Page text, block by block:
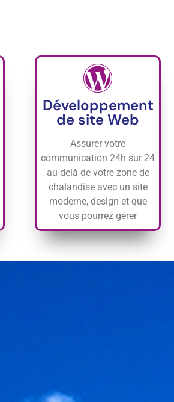
Développement
de site Web
Assurer votre
communication 24h sur 24
au-delà de votre zone de
chalandise avec un site
moderne, design et que
vous pourrez gérer